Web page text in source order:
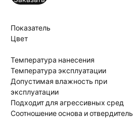
Показатель
Цвет
Температура нанесения
Температура эксплуатации
Допустимая влажность при
эксплуатации
Подходит для агрессивных сред
Соотношение основа и отвердитель